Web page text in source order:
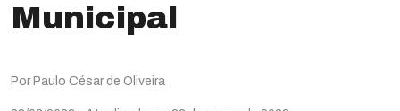
Municipal
Por Paulo César de Oliveira